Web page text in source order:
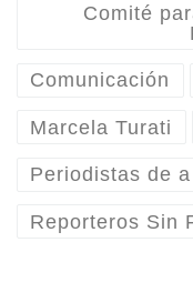
Comité
Comunicación
Marcela Turati
Periodistas de
Reporteros Sin